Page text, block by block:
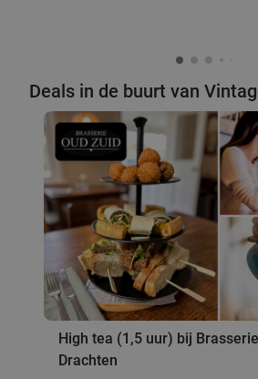
Deals in de buurt van
High tea (1,5 uur) bij
Drachten